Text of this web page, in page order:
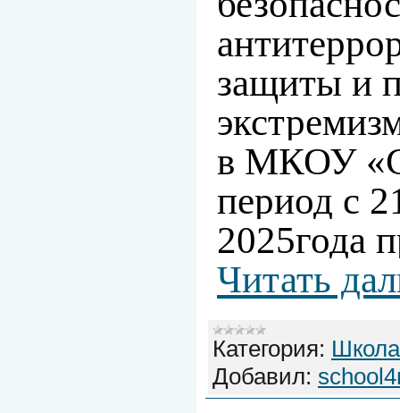
защиты и
в МКОУ
период с
2025года
Читать
Категория: Школа
Добавил: